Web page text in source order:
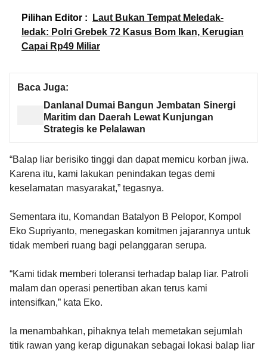
Pilihan Editor :
Laut Bukan Tempat Meledak-
ledak: Polri Grebek 72 Kasus Bom Ikan, Kerugian
Capai Rp49 Miliar
Baca Juga:
Danlanal Dumai Bangun Jembatan Sinergi
Maritim dan Daerah Lewat Kunjungan
Strategis ke Pelalawan
“Balap liar berisiko tinggi dan dapat memicu korban jiwa.
Karena itu, kami lakukan penindakan tegas demi
keselamatan masyarakat,” tegasnya.
Sementara itu, Komandan Batalyon B Pelopor, Kompol
Eko Supriyanto, menegaskan komitmen jajarannya untuk
tidak memberi ruang bagi pelanggaran serupa.
“Kami tidak memberi toleransi terhadap balap liar. Patroli
malam dan operasi penertiban akan terus kami
intensifkan,” kata Eko.
Ia menambahkan, pihaknya telah memetakan sejumlah
titik rawan yang kerap digunakan sebagai lokasi balap liar